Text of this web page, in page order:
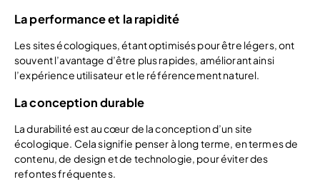
La performance et la rapidité
Les sites écologiques, étant optimisés pour être légers, ont
souvent l’avantage d’être plus rapides, améliorant ainsi
l’expérience utilisateur et le référencement naturel.
La conception durable
La durabilité est au cœur de la conception d’un site
écologique. Cela signifie penser à long terme, en termes de
contenu, de design et de technologie, pour éviter des
refontes fréquentes.